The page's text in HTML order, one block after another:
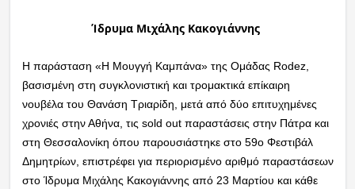
Ίδρυμα Μιχάλης Κακογιάννης
Η παράσταση «Η Μουγγή Καμπάνα» της Ομάδας Rodez,
βασισμένη στη συγκλονιστική και τρομακτικά επίκαιρη
νουβέλα του Θανάση Τριαρίδη, μετά από δύο επιτυχημένες
χρονιές στην Αθήνα, τις sold out παραστάσεις στην Πάτρα και
στη Θεσσαλονίκη όπου παρουσιάστηκε στο 59ο Φεστιβάλ
Δημητρίων, επιστρέφει για περιορισμένο αριθμό παραστάσεων
στο Ίδρυμα Μιχάλης Κακογιάννης από 23 Μαρτίου και κάθε